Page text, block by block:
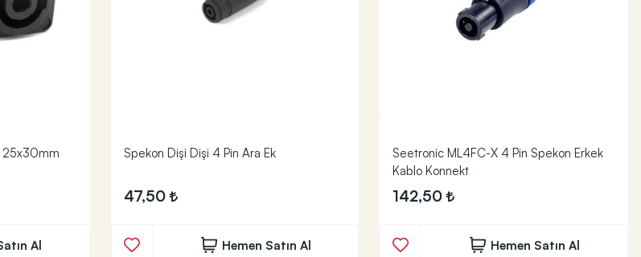
25x30mm
Al
Spekon Dişi Dişi 4 Pin Ara Ek
47,50
Hemen Satın Al
Seetronic ML4FC-X 4 Pin Spekon Erkek
Kablo Konnekt
142,50
Hemen Satın Al